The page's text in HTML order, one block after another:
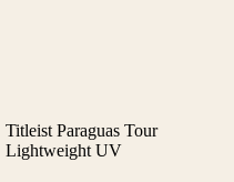
Titleist Paraguas Tour
Lightweight UV